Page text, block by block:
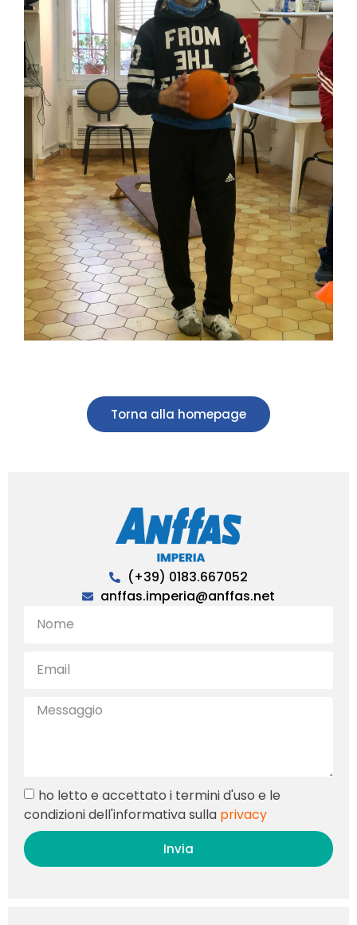
Torna alla homepage
(+39) 0183.667052
anffas.imperia@anffas.net
ho letto e accettato i termini d'uso e le
condizioni dell'informativa sulla privacy
Invia